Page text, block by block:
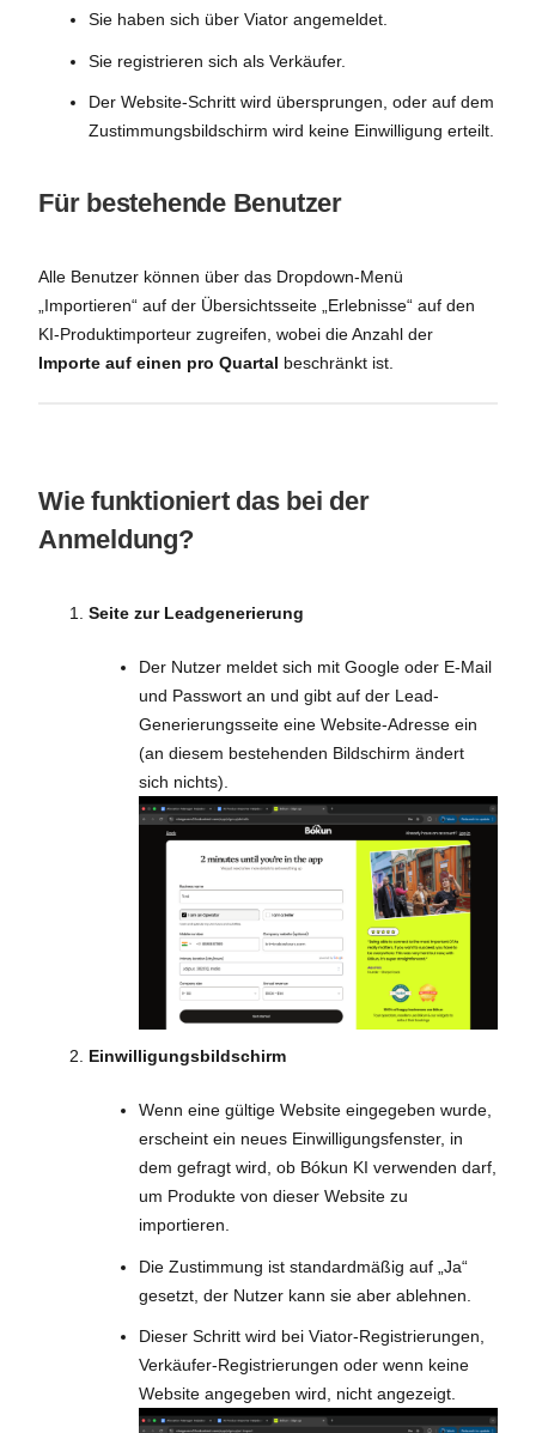
Sie haben sich über Viator angemeldet.
Sie registrieren sich als Verkäufer.
Der Website-Schritt wird übersprungen, oder auf dem
Zustimmungsbildschirm wird keine Einwilligung erteilt.
Für bestehende Benutzer
Alle Benutzer können über das Dropdown-Menü
„Importieren“ auf der Übersichtsseite „Erlebnisse“ auf den
KI-Produktimporteur zugreifen, wobei die Anzahl der
Importe auf einen pro Quartal beschränkt ist.
Wie funktioniert das bei der
Anmeldung?
Seite zur Leadgenerierung
Der Nutzer meldet sich mit Google oder E-Mail
und Passwort an und gibt auf der Lead-
Generierungsseite eine Website-Adresse ein
(an diesem bestehenden Bildschirm ändert
sich nichts).
Einwilligungsbildschirm
Wenn eine gültige Website eingegeben wurde,
erscheint ein neues Einwilligungsfenster, in
dem gefragt wird, ob Bókun KI verwenden darf,
um Produkte von dieser Website zu
importieren.
Die Zustimmung ist standardmäßig auf „Ja“
gesetzt, der Nutzer kann sie aber ablehnen.
Dieser Schritt wird bei Viator-Registrierungen,
Verkäufer-Registrierungen oder wenn keine
Website angegeben wird, nicht angezeigt.